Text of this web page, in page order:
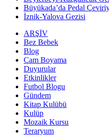
Büyükada’da Pedal
İznik-Yalova Gezisi
ARŞİV
Bez Bebek
Blog
Cam Boyama
Duyurular
Etkinlikler
Futbol Blogu
Gündem
Kitap Kulübü
Kulüp
Mozaik Kursu
Teraryum